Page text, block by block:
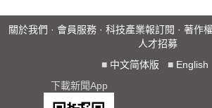
關於我們 · 會員服務 · 科技產業報訂閱 · 著作
人才招募
■ 中文简体版 ■ English
下載新聞App